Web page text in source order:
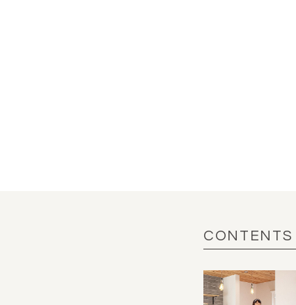
CONTENTS